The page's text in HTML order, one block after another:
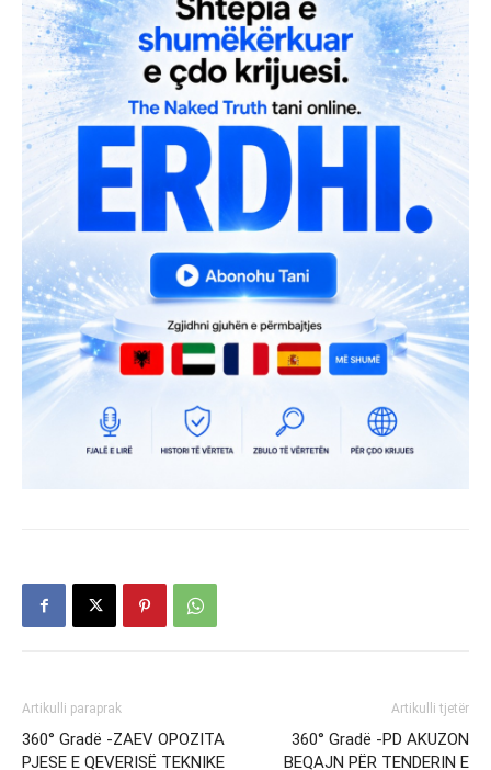
Artikulli paraprak
360° Gradë -ZAEV OPOZITA
PJESE E QEVERISË TEKNIKE
Artikulli tjetër
360° Gradë -PD AKUZON
BEQAJN PËR TENDERIN E